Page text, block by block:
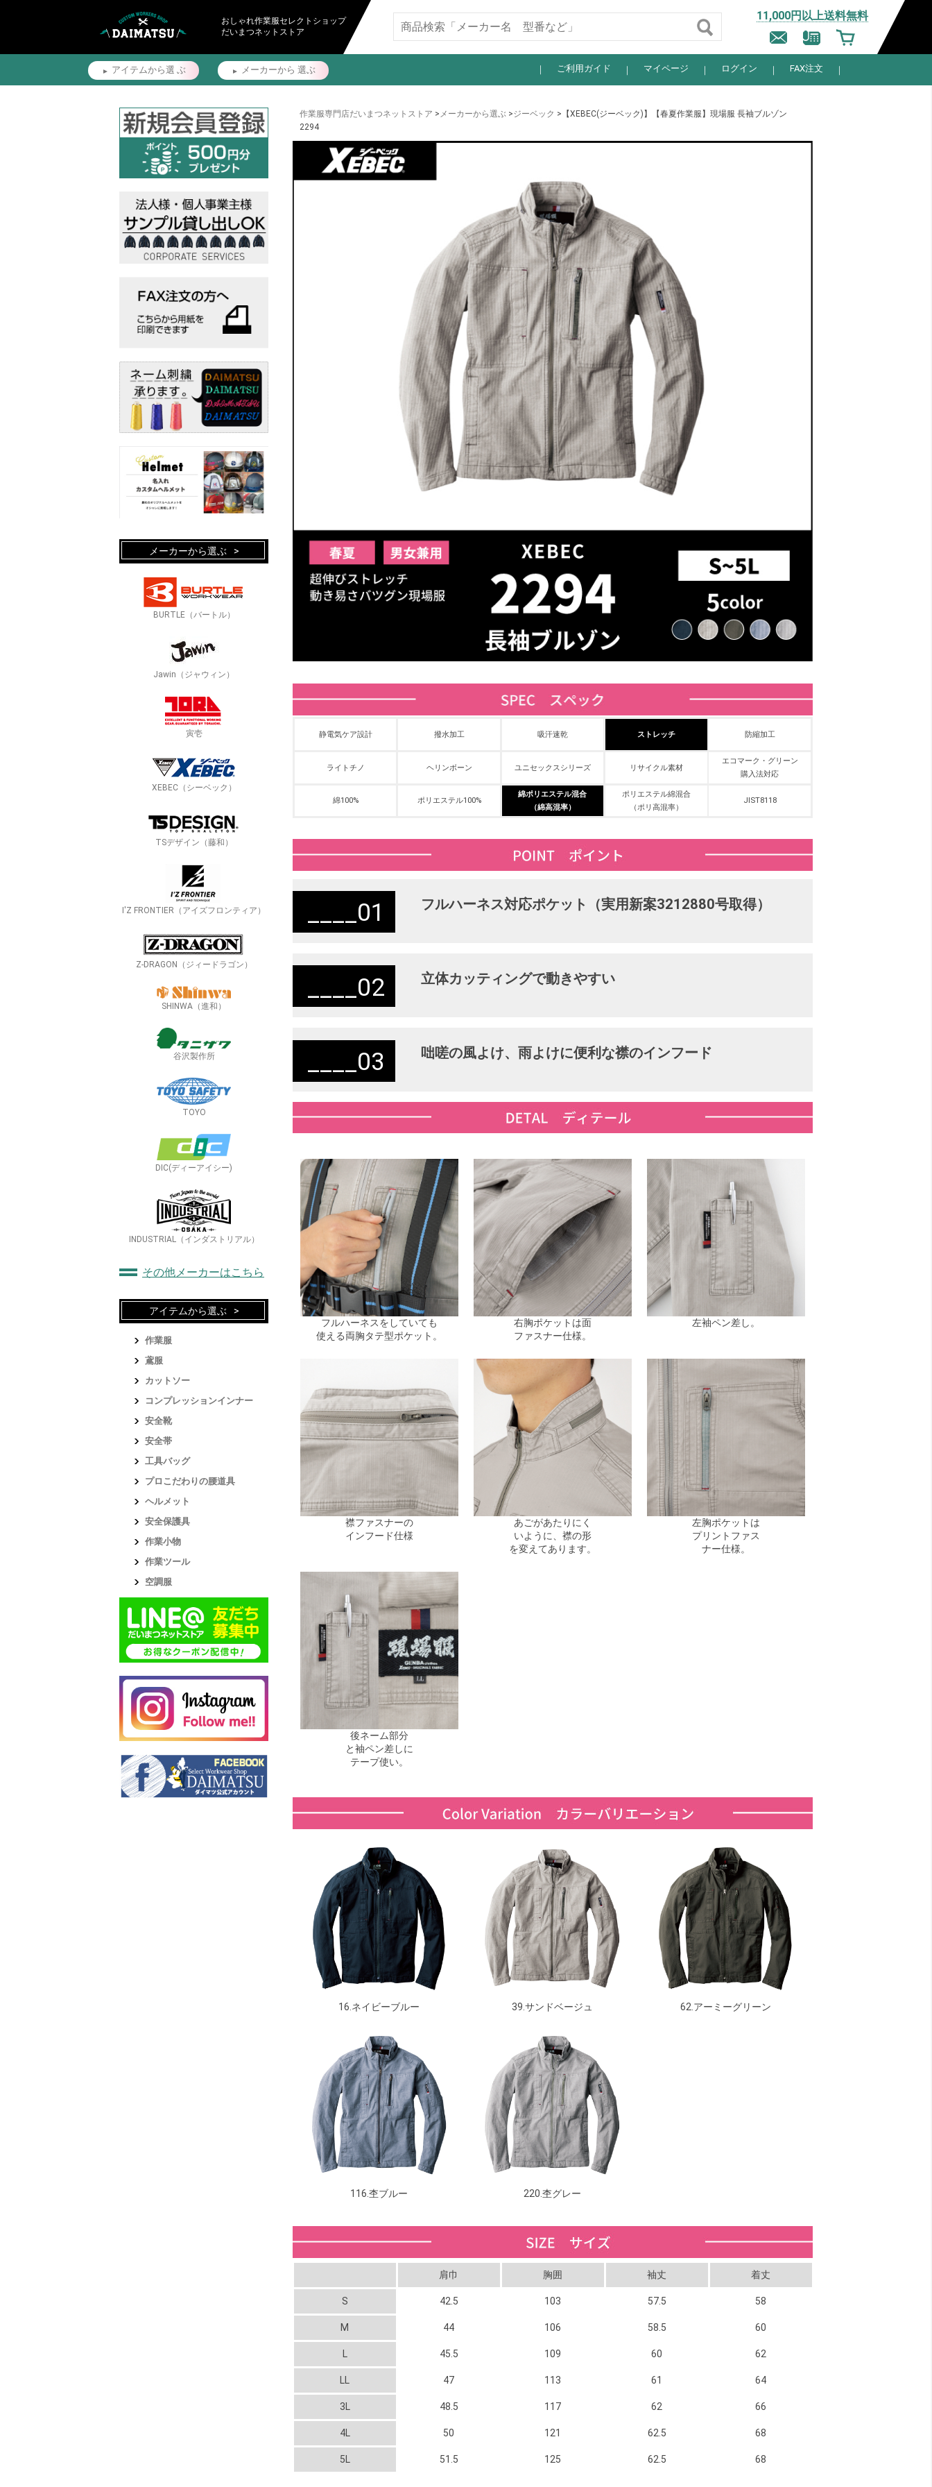
おしゃれ作業服セレクトショップ
だいまつネットストア
11,000円以上送料無料
アイテムから選 ぶ メーカーから 選ぶ ご利用ガイド マイページ ログイン FAX注文
11,000円以上送料無料
作業服専門店だいまつネットストア > メーカーから選ぶ >ジーベック >【XEBEC(ジーベック)】【春夏作業服】現場服 長袖ブルゾン
2294
静電気ケア設計 撥水加工 吸汗速乾 ストレッチ 防縮加工
ライトチノ ヘリンボーン ユニセックスシリーズ リサイクル素材
エコマーク・グリーン
購入法対応
綿100% ポリエステル100%
綿ポリエステル混合
（綿高混率）
ポリエステル綿混合
（ポリ高混率）
JIST8118
01 フルハーネス対応ポケット（実用新案3212880号取得）
02 立体カッティングで動きやすい
03 咄嗟の風よけ、雨よけに便利な襟のインフード
フルハーネスをしていても
使える両胸タテ型ポケット。
右胸ポケットは面
ファスナー仕様。
左袖ペン差し。
襟ファスナーの
インフード仕様
あごがあたりにく
いように、襟の形
を変えてあります。
左胸ポケットは
プリントファス
ナー仕様。
後ネーム部分
と袖ペン差しに
テープ使い。
16.ネイビーブルー 39.サンドベージュ 62.アーミーグリーン
116.杢ブルー 220.杢グレー
肩巾 胸囲 袖丈 着丈
S 42.5 103 57.5 58
M 44 106 58.5 60
45.5 109 60 62
47 113 61 64
3L 48.5 117 62 66
4L 50 121 62.5 68
5L 51.5 125 62.5 68
メーカーから選ぶ
BURTLE（バートル）
Jawin（ジャウィン）
寅壱
XEBEC（シーベック）
TSデザイン（藤和）
I'Z FRONTIER（アイズフロンティア）
Z-DRAGON（ジィードラゴン）
SHINWA（進和）
谷沢製作所
TOYO
DIC(ディーアイシー)
INDUSTRIAL（インダストリアル）
その他メーカーはこちら
アイテムから選ぶ
作業服
鳶服
カットソー
コンプレッションインナー
安全靴
安全帯
工具バッグ
プロこだわりの腰道具
ヘルメット
安全保護具
作業小物
作業ツール
空調服